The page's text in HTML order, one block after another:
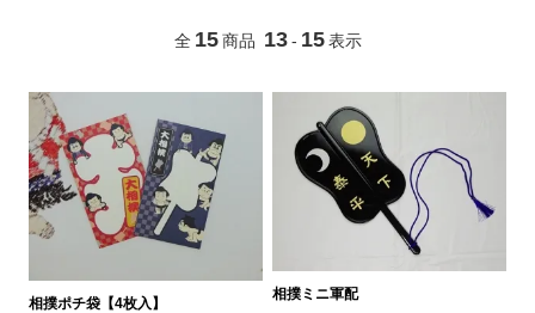
全 15 商品 13 - 15 表示
相撲ポチ袋【4枚入】
相撲ミニ軍配